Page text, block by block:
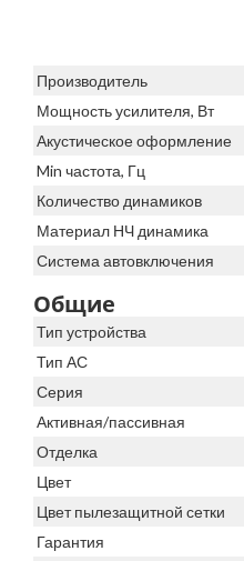
Производитель
Мощность усилителя, Вт
Акустическое оформление
Min частота, Гц
Количество динамиков
Материал НЧ динамика
Система автовключения
Общие
Тип устройства
Тип АС
Серия
Активная/пассивная
Отделка
Цвет
Цвет пылезащитной сетки
Гарантия